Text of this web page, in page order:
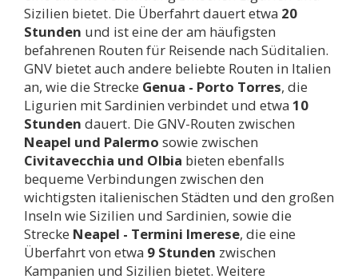
Sizilien bietet. Die Überfahrt dauert etwa 20
Stunden und ist eine der am häufigsten
befahrenen Routen für Reisende nach Süditalien.
GNV bietet auch andere beliebte Routen in Italien
an, wie die Strecke Genua - Porto Torres, die
Ligurien mit Sardinien verbindet und etwa 10
Stunden dauert. Die GNV-Routen zwischen
Neapel und Palermo sowie zwischen
Civitavecchia und Olbia bieten ebenfalls
bequeme Verbindungen zwischen den
wichtigsten italienischen Städten und den großen
Inseln wie Sizilien und Sardinien, sowie die
Strecke Neapel - Termini Imerese, die eine
Überfahrt von etwa 9 Stunden zwischen
Kampanien und Sizilien bietet. Weitere